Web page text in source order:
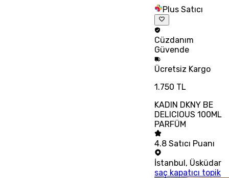
Plus Satıcı
Cüzdanım
Güvende
Ücretsiz Kargo
1.750 TL
KADIN DKNY BE
DELICIOUS 100ML
PARFÜM
4.8 Satıcı Puanı
İstanbul, Üsküdar
saç kapatıcı topik